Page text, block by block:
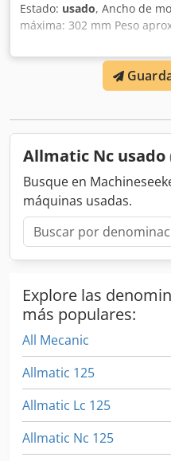
Estado: usado, Ancho de
máxima: 302 mm Peso
Apertura S1/mm: 0-152
mediante pasador): 147-
4 Fuerza máxima de
Mecánica Apertura
de banco
Allmatic Nc usado
Busque en
máquinas usadas.
Explore las
más populares:
All Mecanic
Allmatic 125
Allmatic Lc 125
Allmatic Nc 125